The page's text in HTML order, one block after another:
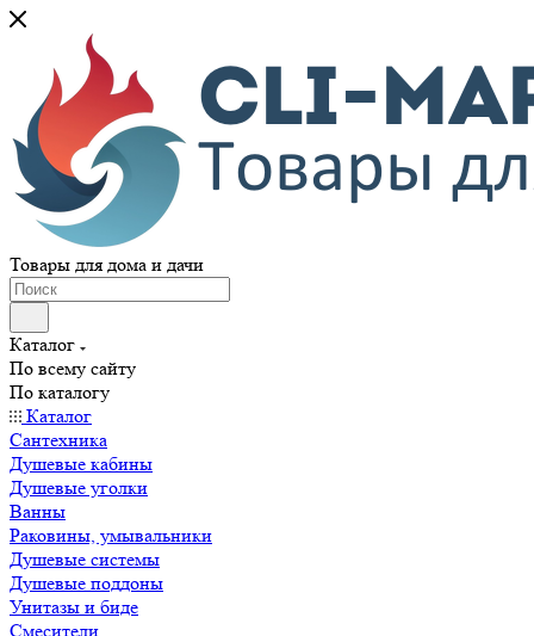
Товары для дома и дачи
Каталог
По всему сайту
По каталогу
Каталог
Сантехника
Душевые кабины
Душевые уголки
Ванны
Раковины, умывальники
Душевые системы
Душевые поддоны
Унитазы и биде
Смесители